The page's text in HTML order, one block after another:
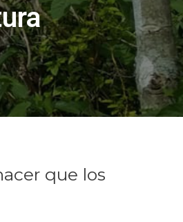
que los